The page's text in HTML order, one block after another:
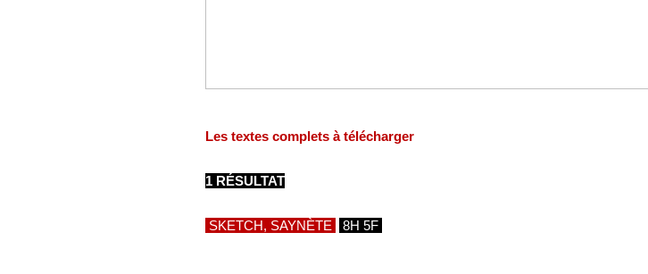
Les textes complets à télécharger
1 RÉSULTAT
SKETCH, SAYNÈTE 8H 5F